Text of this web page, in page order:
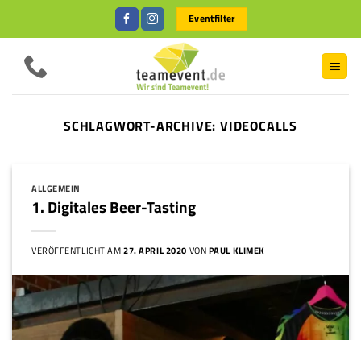
Eventfilter
SCHLAGWORT-ARCHIVE: VIDEOCALLS
ALLGEMEIN
1. Digitales Beer-Tasting
VERÖFFENTLICHT AM27. APRIL 2020 VONPAUL KLIMEK